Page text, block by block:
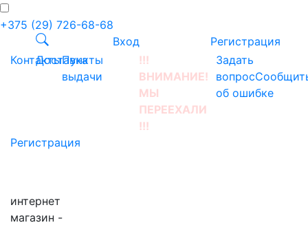
+375 (29) 726-68-68
Вход
Регистрация
КонтактыДоставка
Пункты
выдачи
!!!
ВНИМАНИЕ!
МЫ
ПЕРЕЕХАЛИ
!!!
Задать
вопрос
об ошибке
Регистрация
интернет
магазин -